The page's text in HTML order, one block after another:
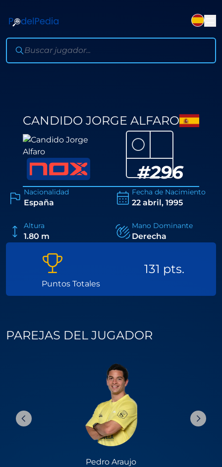
CANDIDO JORGE ALFARO
#296
⚪
Nacionalidad
España
Fecha de Nacimiento
22 abril, 1995
Altura
1.80 m
Mano Dominante
Derecha
Puntos Totales
131 pts.
PAREJAS DEL JUGADOR
Pedro Araujo